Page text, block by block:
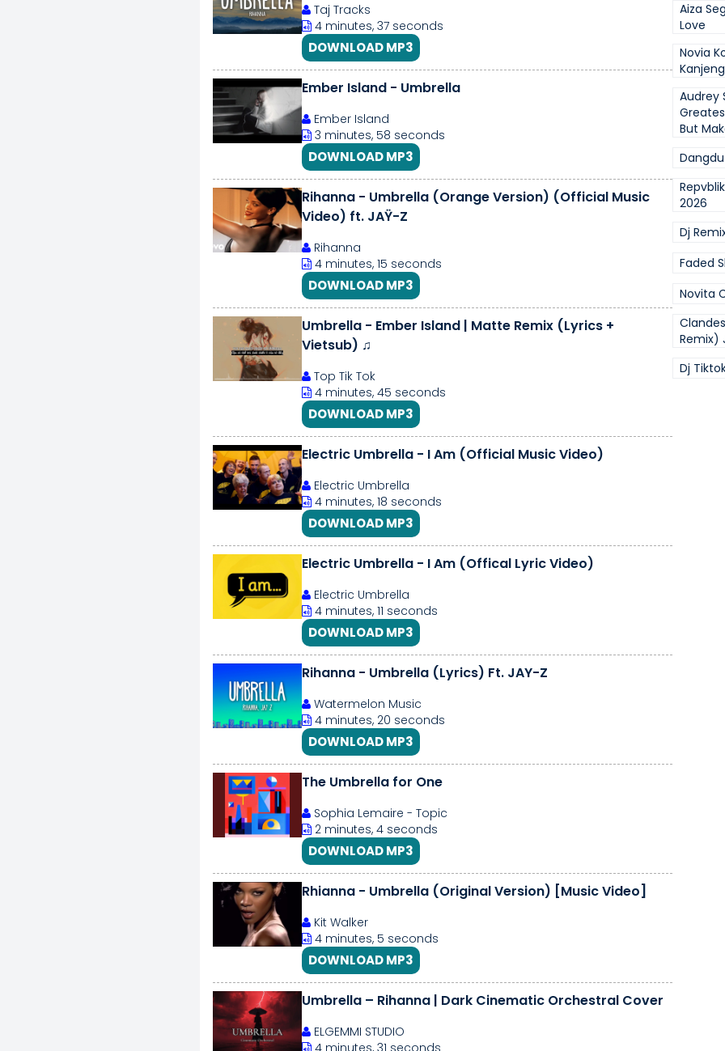
Taj Tracks
4 minutes, 37 seconds
DOWNLOAD MP3
Ember Island - Umbrella
Ember Island
3 minutes, 58 seconds
DOWNLOAD MP3
Rihanna - Umbrella (Orange Version) (Official Music
Video) ft. JAŸ-Z
Rihanna
4 minutes, 15 seconds
DOWNLOAD MP3
Umbrella - Ember Island | Matte Remix (Lyrics +
Vietsub) ♫
Top Tik Tok
4 minutes, 45 seconds
DOWNLOAD MP3
Electric Umbrella - I Am (Official Music Video)
Electric Umbrella
4 minutes, 18 seconds
DOWNLOAD MP3
Electric Umbrella - I Am (Offical Lyric Video)
Electric Umbrella
4 minutes, 11 seconds
DOWNLOAD MP3
Rihanna - Umbrella (Lyrics) Ft. JAY-Z
Watermelon Music
4 minutes, 20 seconds
DOWNLOAD MP3
The Umbrella for One
Sophia Lemaire - Topic
2 minutes, 4 seconds
DOWNLOAD MP3
Rhianna - Umbrella (Original Version) [Music Video]
Kit Walker
4 minutes, 5 seconds
DOWNLOAD MP3
Umbrella – Rihanna | Dark Cinematic Orchestral Cover
ELGEMMI STUDIO
4 minutes, 31 seconds
Aiza
Love
Novia
Audrey
But
2026
Dj
Faded
Novita
Remix)
Dj